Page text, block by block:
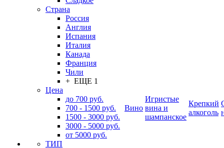
Страна
Россия
Англия
Испания
Италия
Канада
Франция
Чили
+ ЕЩЕ 1
Цена
до 700 руб.
700 - 1500 руб.
1500 - 3000 руб.
3000 - 5000 руб.
от 5000 руб.
ТИП
Вино
Игристые
вина и
шампанское
Крепкий
алкоголь